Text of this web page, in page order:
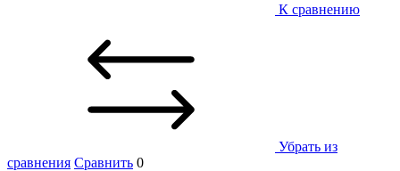
К сравнению
Убрать из
сравнения Сравнить 0